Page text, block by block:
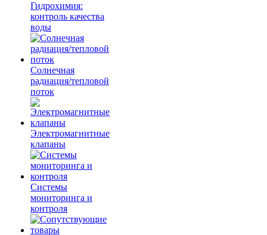
Гидрохимия:
контроль качества
воды
Солнечная
радиация/тепловой
поток
Электромагнитные
клапаны
Системы
мониторинга и
контроля